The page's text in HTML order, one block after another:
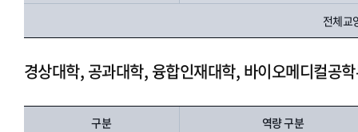
전체교
경상대학, 공과대학, 융합인재대학, 바이오메디컬공
구분 역량 구분